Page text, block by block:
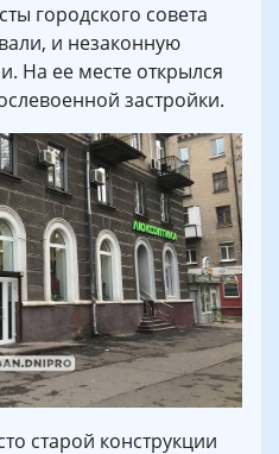
городского совета
и незаконную
На ее месте открылся
застройки.
старой конструкции